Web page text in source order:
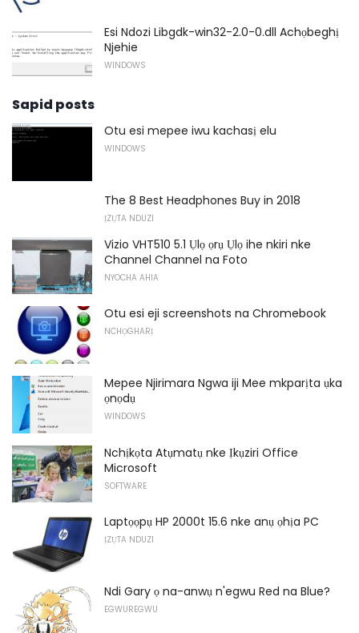
Esi Ndozi Libgdk-win32-2.0-0.dll Achọbeghị
Njehie
WINDOWS
Sapid posts
Otu esi mepee iwu kachasị elu
WINDOWS
The 8 Best Headphones Buy in 2018
ỊZỤTA NDUZI
Vizio VHT510 5.1 Ụlọ ọrụ Ụlọ ihe nkiri nke
Channel Channel na Foto
NYOCHA AHIA
Otu esi eji screenshots na Chromebook
NCHỌGHARỊ
Mepee Njirimara Ngwa iji Mee mkparịta ụka
ọnọdụ
WINDOWS
Nchịkọta Atụmatụ nke Ịkụziri Office
Microsoft
SOFTWARE
Laptọọpụ HP 2000t 15.6 nke anụ ọhịa PC
ỊZỤTA NDUZI
Ndi Gary ọ na-anwụ n'egwu Red na Blue?
EGWUREGWU